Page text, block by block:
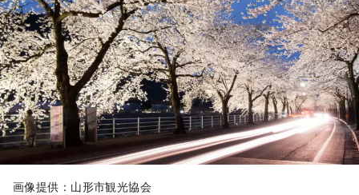
て山形市の人気スポットや隠れた名所、美味
しい飲食店などの魅力をより詳細に、よりわ
かりやすく発信していきます！ （本ページ内
画像・動画：山形市総務部広報課提供）
画像提供：山形市観光協会